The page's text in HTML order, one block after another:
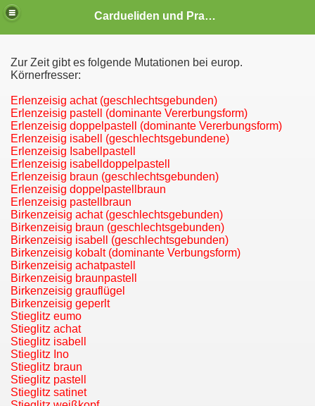
Cardueliden und Prachtfinken Vogelzucht Brütting
Zur Zeit gibt es folgende Mutationen bei europ.
Körnerfresser:
Erlenzeisig achat (geschlechtsgebunden)
Erlenzeisig pastell (dominante Vererbungsform)
Erlenzeisig doppelpastell (dominante Vererbungsform)
Erlenzeisig isabell (geschlechtsgebundene)
Erlenzeisig Isabellpastell
Erlenzeisig isabelldoppelpastell
Erlenzeisig braun (geschlechtsgebunden)
Erlenzeisig doppelpastellbraun
Erlenzeisig pastellbraun
Birkenzeisig achat (geschlechtsgebunden)
Birkenzeisig braun (geschlechtsgebunden)
Birkenzeisig isabell (geschlechtsgebunden)
Birkenzeisig kobalt (dominante Verbungsform)
Birkenzeisig achatpastell
Birkenzeisig braunpastell
Birkenzeisig grauflügel
Birkenzeisig geperlt
Stieglitz eumo
Stieglitz achat
Stieglitz isabell
Stieglitz Ino
Stieglitz braun
Stieglitz pastell
Stieglitz satinet